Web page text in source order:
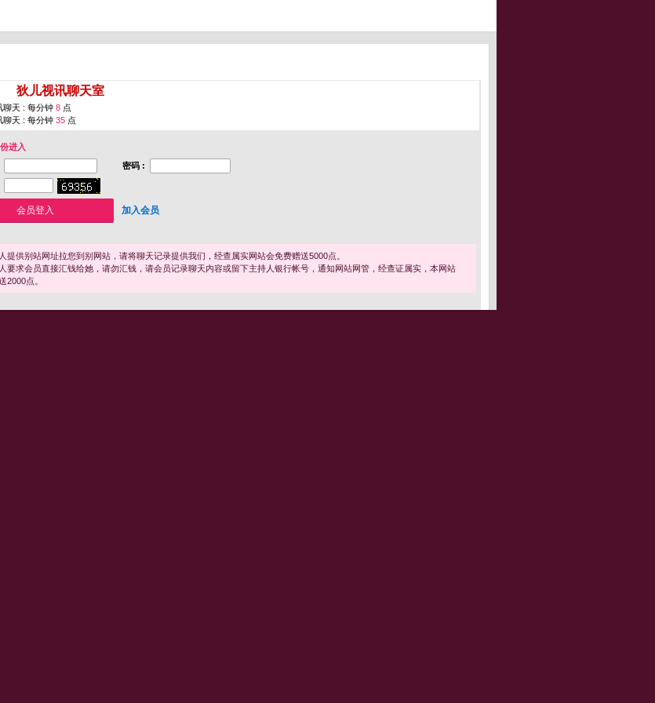
狄儿视讯聊天室
聊天 : 每分钟 8 点
聊天 : 每分钟 35 点
进入
密码 :
加入会员
提供别站网址拉您到别网站，请将聊天记录提供我们，经查属实网站会免费赠送5000点。
要求会员直接汇钱给她，请勿汇钱，请会员记录聊天内容或留下主持人银行帐号，通知网站网管，经查证属实，本网站
2000点。